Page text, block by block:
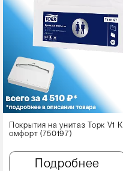
Покрытия на унитаз Торк V1 К
омфорт (750197)
Подробнее